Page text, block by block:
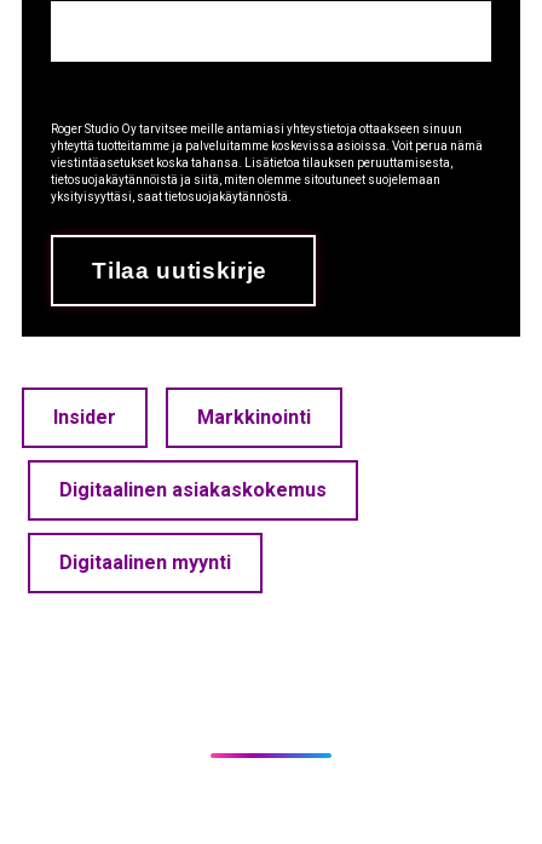
Roger Studio Oy tarvitsee meille antamiasi yhteystietoja ottaakseen sinuun
yhteyttä tuotteitamme ja palveluitamme koskevissa asioissa. Voit perua nämä
viestintäasetukset koska tahansa. Lisätietoa tilauksen peruuttamisesta,
tietosuojakäytännöistä ja siitä, miten olemme sitoutuneet suojelemaan
yksityisyyttäsi, saat tietosuojakäytännöstä.
Insider Markkinointi
Digitaalinen asiakaskokemus
Digitaalinen myynti